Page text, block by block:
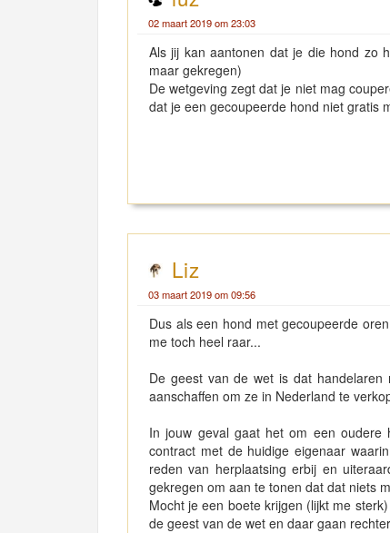
02 maart 2019 om 23:03
Als jij kan aantonen dat je die hond zo
maar gekregen)
De wetgeving zegt dat je niet mag
dat je een gecoupeerde hond niet gratis
Liz
03 maart 2019 om 09:56
Dus als een hond met gecoupeerde
me toch heel raar...
De geest van de wet is dat
aanschaffen om ze in Nederland te
In jouw geval gaat het om een oudere
contract met de huidige eigenaar
reden van herplaatsing erbij en
gekregen om aan te tonen dat dat niets
Mocht je een boete krijgen (lijkt me
de geest van de wet en daar gaan